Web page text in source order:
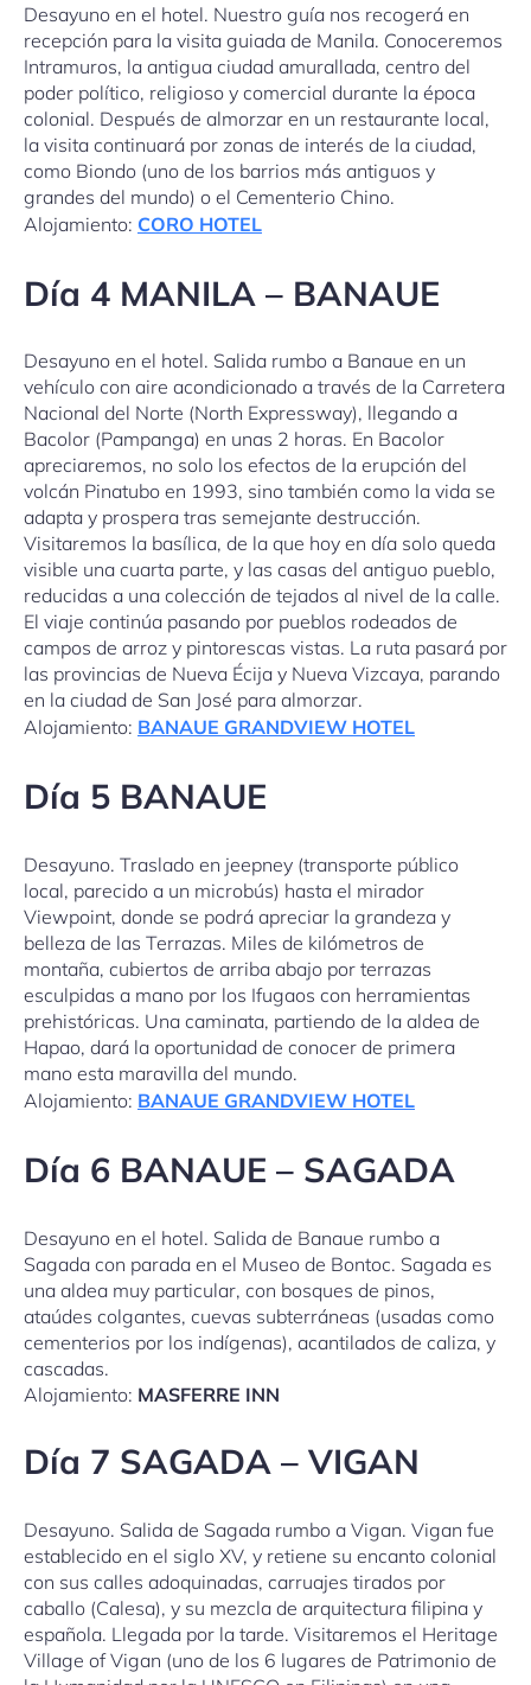
Desayuno en el hotel. Nuestro guía nos recogerá en
recepción para la visita guiada de Manila. Conoceremos
Intramuros, la antigua ciudad amurallada, centro del
poder político, religioso y comercial durante la época
colonial. Después de almorzar en un restaurante local,
la visita continuará por zonas de interés de la ciudad,
como Biondo (uno de los barrios más antiguos y
grandes del mundo) o el Cementerio Chino.
Alojamiento: CORO HOTEL
Día 4 MANILA – BANAUE
Desayuno en el hotel. Salida rumbo a Banaue en un
vehículo con aire acondicionado a través de la Carretera
Nacional del Norte (North Expressway), llegando a
Bacolor (Pampanga) en unas 2 horas. En Bacolor
apreciaremos, no solo los efectos de la erupción del
volcán Pinatubo en 1993, sino también como la vida se
adapta y prospera tras semejante destrucción.
Visitaremos la basílica, de la que hoy en día solo queda
visible una cuarta parte, y las casas del antiguo pueblo,
reducidas a una colección de tejados al nivel de la calle.
El viaje continúa pasando por pueblos rodeados de
campos de arroz y pintorescas vistas. La ruta pasará por
las provincias de Nueva Écija y Nueva Vizcaya, parando
en la ciudad de San José para almorzar.
Alojamiento: BANAUE GRANDVIEW HOTEL
Día 5 BANAUE
Desayuno. Traslado en jeepney (transporte público
local, parecido a un microbús) hasta el mirador
Viewpoint, donde se podrá apreciar la grandeza y
belleza de las Terrazas. Miles de kilómetros de
montaña, cubiertos de arriba abajo por terrazas
esculpidas a mano por los Ifugaos con herramientas
prehistóricas. Una caminata, partiendo de la aldea de
Hapao, dará la oportunidad de conocer de primera
mano esta maravilla del mundo.
Alojamiento: BANAUE GRANDVIEW HOTEL
Día 6 BANAUE – SAGADA
Desayuno en el hotel. Salida de Banaue rumbo a
Sagada con parada en el Museo de Bontoc. Sagada es
una aldea muy particular, con bosques de pinos,
ataúdes colgantes, cuevas subterráneas (usadas como
cementerios por los indígenas), acantilados de caliza, y
cascadas.
Alojamiento: MASFERRE INN
Día 7 SAGADA – VIGAN
Desayuno. Salida de Sagada rumbo a Vigan. Vigan fue
establecido en el siglo XV, y retiene su encanto colonial
con sus calles adoquinadas, carruajes tirados por
caballo (Calesa), y su mezcla de arquitectura filipina y
española. Llegada por la tarde. Visitaremos el Heritage
Village of Vigan (uno de los 6 lugares de Patrimonio de